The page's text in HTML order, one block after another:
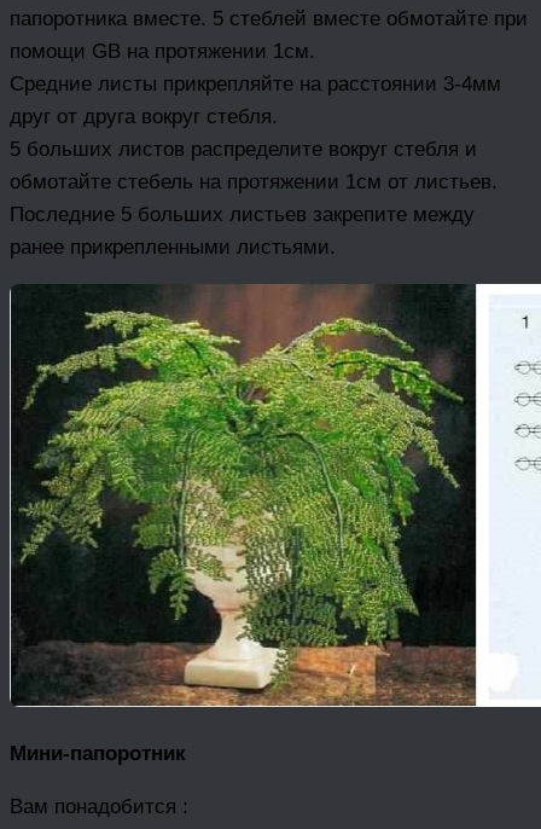
папоротника вместе. 5 стеблей вместе обмотайте при
помощи GB на протяжении 1см.
Средние листы прикрепляйте на расстоянии 3-4мм
друг от друга вокруг стебля.
5 больших листов распределите вокруг стебля и
обмотайте стебель на протяжении 1см от листьев.
Последние 5 больших листьев закрепите между
ранее прикрепленными листьями.
Мини-папоротник
Вам понадобится :